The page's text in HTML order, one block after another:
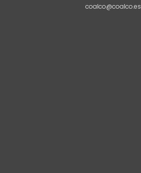
coalco@coalco.es